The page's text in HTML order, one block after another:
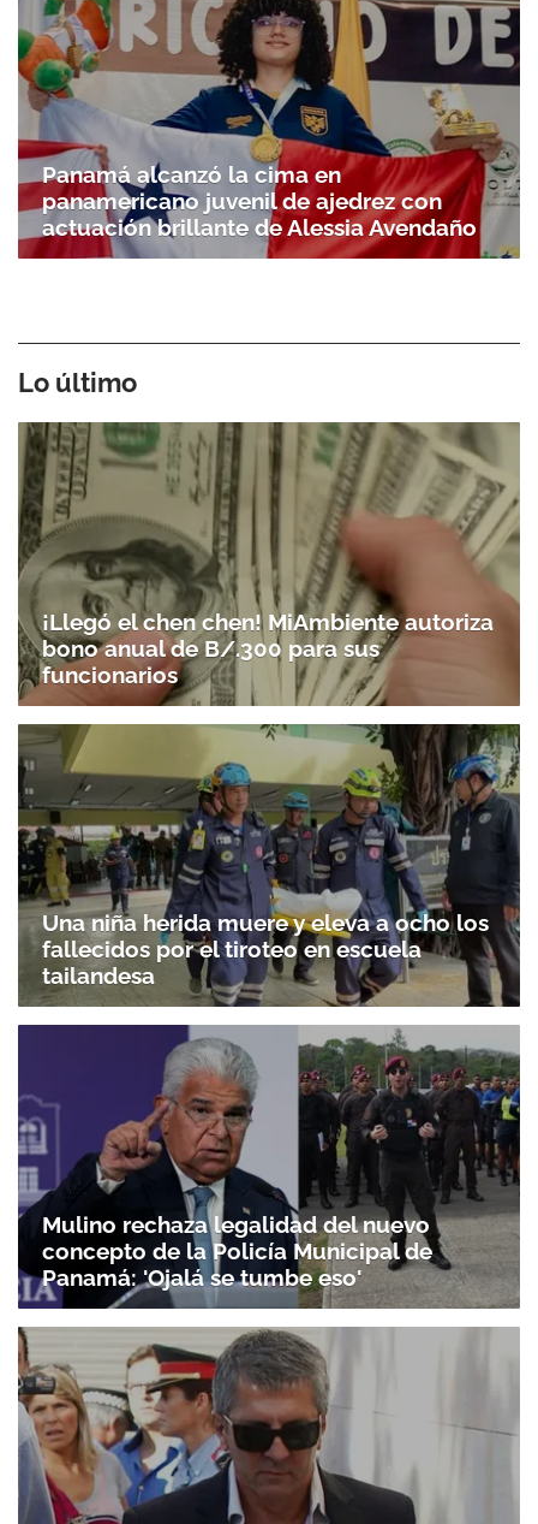
Panamá alcanzó la cima en
panamericano juvenil de ajedrez con
actuación brillante de Alessia Avendaño
Lo último
¡Llegó el chen chen! MiAmbiente autoriza
bono anual de B/.300 para sus
funcionarios
Una niña herida muere y eleva a ocho los
fallecidos por el tiroteo en escuela
tailandesa
Mulino rechaza legalidad del nuevo
concepto de la Policía Municipal de
Panamá: 'Ojalá se tumbe eso'